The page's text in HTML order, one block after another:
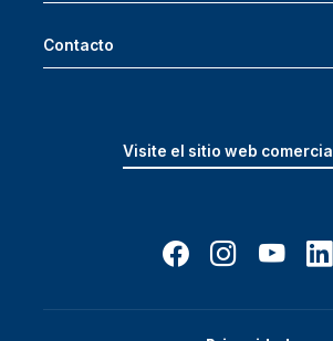
Contacto
Visite el sitio web comercial